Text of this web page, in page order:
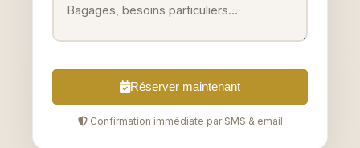
Réserver maintenant
Confirmation immédiate par SMS & email